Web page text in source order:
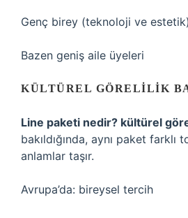
Genç birey (teknoloji ve estetik)
Bazen geniş aile üyeleri
KÜLTÜREL GÖRELILIK
Line paketi nedir? kültürel
bakıldığında, aynı paket farklı
anlamlar taşır.
Avrupa’da: bireysel tercih